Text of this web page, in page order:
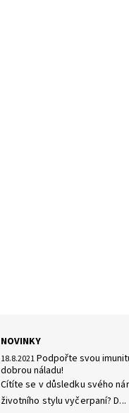
NOVINKY
18.8.2021Podpořte svou
dobrou náladu!
Cítíte se v důsledku svého
životního stylu vyčerpaní? D...